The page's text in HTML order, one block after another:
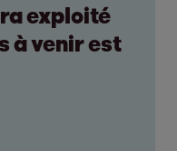
exploité
à venir est